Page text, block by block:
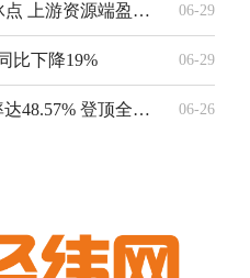
汽车行业利润率跌至3.4%冰点 上游资源端盈利持续高增 06-29
比下降19% 06-29
奇瑞鲲鹏天擎发动机热效率达48.57% 登顶全球首位 06-26